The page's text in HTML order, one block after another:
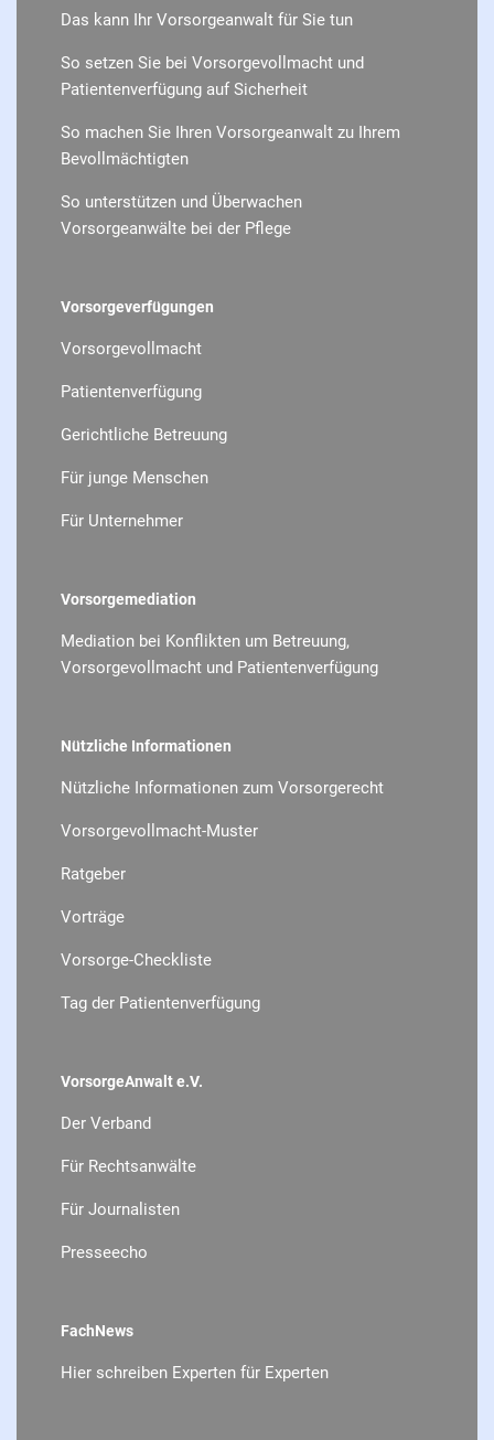
Das kann Ihr Vorsorgeanwalt für Sie tun
So setzen Sie bei Vorsorgevollmacht und
Patientenverfügung auf Sicherheit
So machen Sie Ihren Vorsorgeanwalt zu Ihrem
Bevollmächtigten
So unterstützen und Überwachen
Vorsorgeanwälte bei der Pflege
Vorsorgeverfügungen
Vorsorgevollmacht
Patientenverfügung
Gerichtliche Betreuung
Für junge Menschen
Für Unternehmer
Vorsorgemediation
Mediation bei Konflikten um Betreuung,
Vorsorgevollmacht und Patientenverfügung
Nützliche Informationen
Nützliche Informationen zum Vorsorgerecht
Vorsorgevollmacht-Muster
Ratgeber
Vorträge
Vorsorge-Checkliste
Tag der Patientenverfügung
VorsorgeAnwalt e.V.
Der Verband
Für Rechtsanwälte
Für Journalisten
Presseecho
FachNews
Hier schreiben Experten für Experten